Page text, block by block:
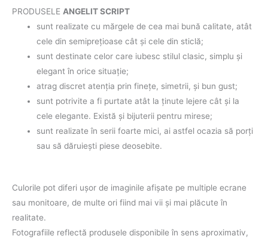
PRODUSELE ANGELIT SCRIPT
sunt realizate cu mărgele de cea mai bună calitate, atât
cele din semipreţioase cât şi cele din sticlă;
sunt destinate celor care iubesc stilul clasic, simplu şi
elegant în orice situaţie;
atrag discret atenţia prin fineţe, simetrii, şi bun gust;
sunt potrivite a fi purtate atât la ţinute lejere cât şi la
cele elegante. Există şi bijuterii pentru mirese;
sunt realizate în serii foarte mici, ai astfel ocazia să porţi
sau să dăruieşti piese deosebite.
Culorile pot diferi uşor de imaginile afişate pe multiple ecrane
sau monitoare, de multe ori fiind mai vii şi mai plăcute în
realitate.
Fotografiile reflectă produsele disponibile în sens aproximativ,